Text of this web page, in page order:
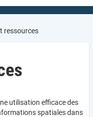
ressources
utilisation efficace des
spatiales dans